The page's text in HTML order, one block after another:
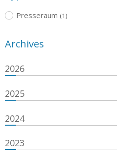
Presseraum (1)
Archives
2026
2025
2024
2023